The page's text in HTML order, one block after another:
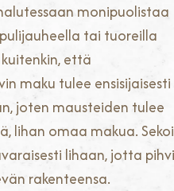
monipuolistaa
tai tuoreilla
että
maku tulee ensisijaisesti
joten mausteiden tulee
lihan omaa makua.
lihaan, jotta pihvi
rakenteensa.